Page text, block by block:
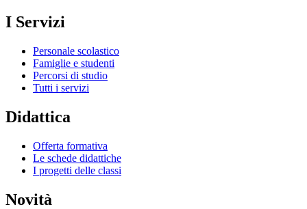
I Servizi
Personale scolastico
Famiglie e studenti
Percorsi di studio
Tutti i servizi
Didattica
Offerta formativa
Le schede didattiche
I progetti delle classi
Novità